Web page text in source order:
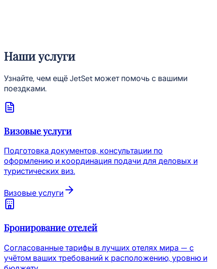
Наши услуги
Узнайте, чем ещё JetSet может помочь с вашими
поездками.
Визовые услуги
Подготовка документов, консультации по
оформлению и координация подачи для деловых и
туристических виз.
Визовые услуги
Бронирование отелей
Согласованные тарифы в лучших отелях мира — с
учётом ваших требований к расположению, уровню и